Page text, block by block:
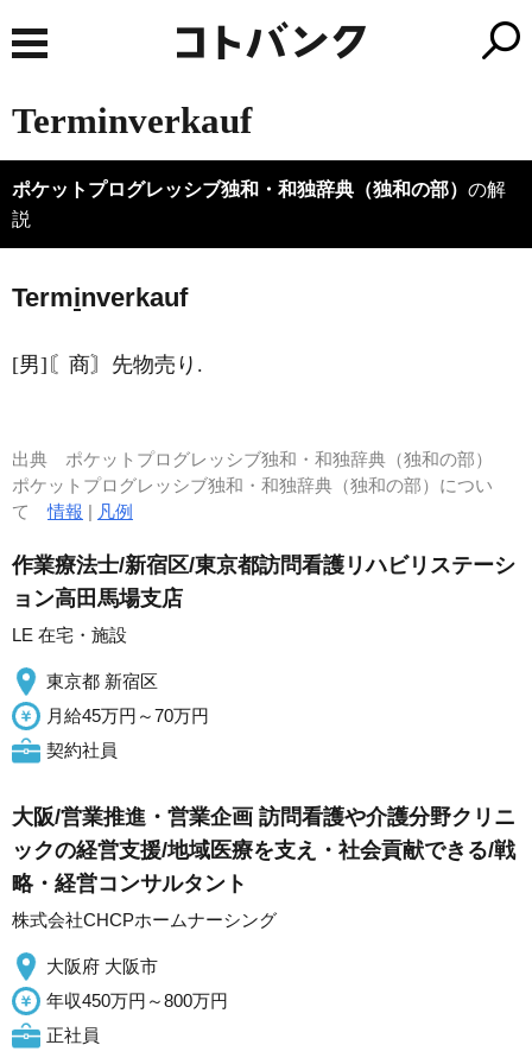
Terminverkauf
ポケットプログレッシブ独和・和独辞典（独和の部） の解
説
Terminverkauf
[男]〘商〙先物売り.
出典 ポケットプログレッシブ独和・和独辞典（独和の部）
ポケットプログレッシブ独和・和独辞典（独和の部）につい
て情報 | 凡例
作業療法士/新宿区/東京都訪問看護リハビリステーシ
ョン高田馬場支店
LE 在宅・施設
東京都 新宿区
月給45万円～70万円
契約社員
大阪/営業推進・営業企画 訪問看護や介護分野クリニ
ックの経営支援/地域医療を支え・社会貢献できる/戦
略・経営コンサルタント
株式会社CHCPホームナーシング
大阪府 大阪市
年収450万円～800万円
正社員